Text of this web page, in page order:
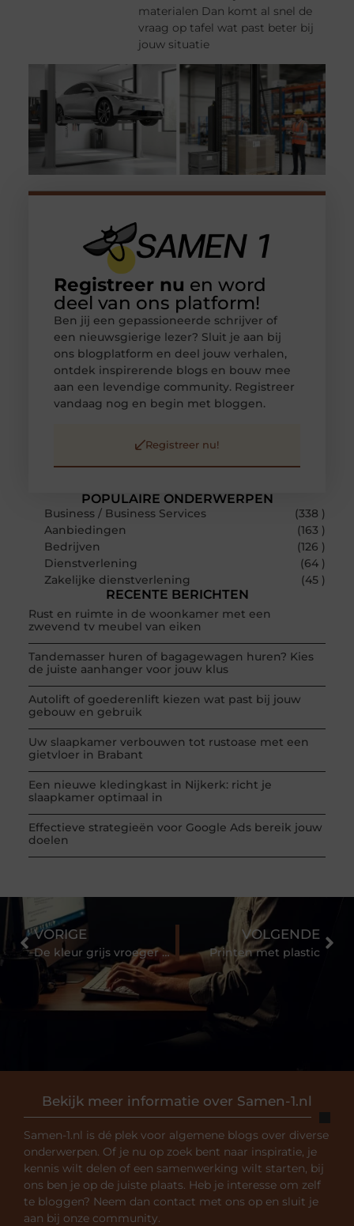
materialen Dan komt al snel de
vraag op tafel wat past beter bij
jouw situatie
POPULAIRE ONDERWERPEN
Business / Business Services
(338 )
Aanbiedingen
(163 )
Bedrijven
(126 )
Dienstverlening
(64 )
Zakelijke dienstverlening
(45 )
RECENTE BERICHTEN
Rust en ruimte in de woonkamer met een
zwevend tv meubel van eiken
Tandemasser huren of bagagewagen huren? Kies
de juiste aanhanger voor jouw klus
Autolift of goederenlift kiezen wat past bij jouw
gebouw en gebruik
Uw slaapkamer verbouwen tot rustoase met een
gietvloer in Brabant
Een nieuwe kledingkast in Nijkerk: richt je
slaapkamer optimaal in
Effectieve strategieën voor Google Ads bereik jouw
doelen
Registreer nu en word
deel van ons platform!
Ben jij een gepassioneerde schrijver of
een nieuwsgierige lezer? Sluit je aan bij
ons blogplatform en deel jouw verhalen,
ontdek inspirerende blogs en bouw mee
aan een levendige community. Registreer
vandaag nog en begin met bloggen.
Registreer nu!
Bekijk meer informatie over Samen-1.nl
Samen-1.nl is dé plek voor algemene blogs over diverse
onderwerpen. Of je nu op zoek bent naar inspiratie, je
kennis wilt delen of een samenwerking wilt starten, bij
ons ben je op de juiste plaats. Heb je interesse om zelf
te bloggen? Neem dan contact met ons op en sluit je
aan bij onze community.
VORIGE
De kleur grijs vroeger en nu
VOLGENDE
Printen met plastic